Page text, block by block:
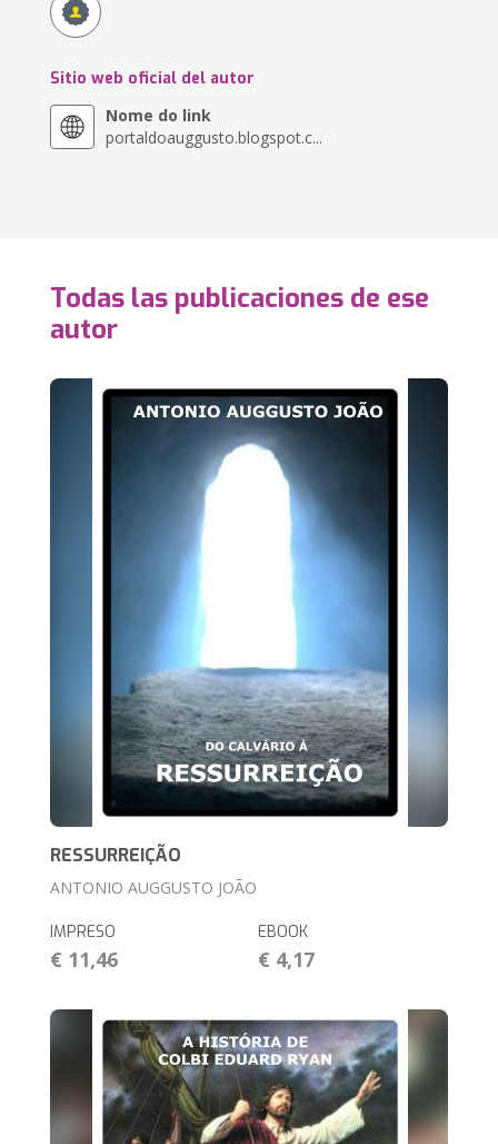
Sitio web oficial del autor
Nome do link
portaldoauggusto.blogspot.c...
Todas las publicaciones de ese
autor
RESSURREIÇÃO
ANTONIO AUGGUSTO JOÃO
IMPRESO
€ 11,46
EBOOK
€ 4,17